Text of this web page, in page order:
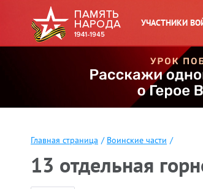
УЧАСТНИКИ
Главная страница / Воинские части /
13 отдельная